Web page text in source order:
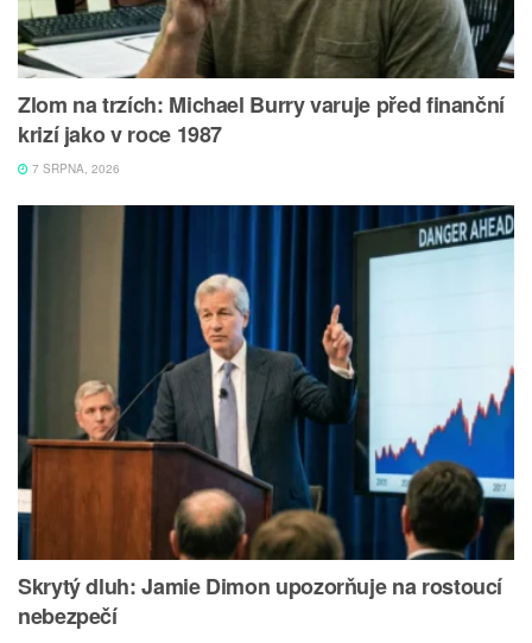
Zlom na trzích: Michael Burry varuje před finanční
krizí jako v roce 1987
7 SRPNA, 2026
Skrytý dluh: Jamie Dimon upozorňuje na rostoucí
nebezpečí